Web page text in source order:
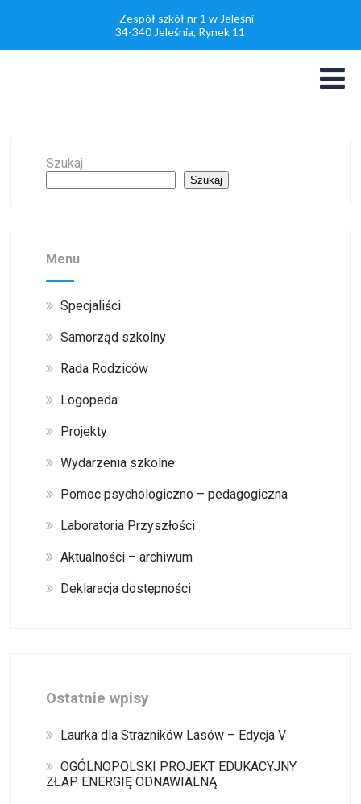
Zespół szkół nr 1 w Jeleśni
34-340 Jeleśnia, Rynek 11
Szukaj
Szukaj
Menu
Specjaliści
Samorząd szkolny
Rada Rodziców
Logopeda
Projekty
Wydarzenia szkolne
Pomoc psychologiczno – pedagogiczna
Laboratoria Przyszłości
Aktualności – archiwum
Deklaracja dostępności
Ostatnie wpisy
Laurka dla Strażników Lasów – Edycja V
OGÓLNOPOLSKI PROJEKT EDUKACYJNY
ZŁAP ENERGIĘ ODNAWIALNĄ